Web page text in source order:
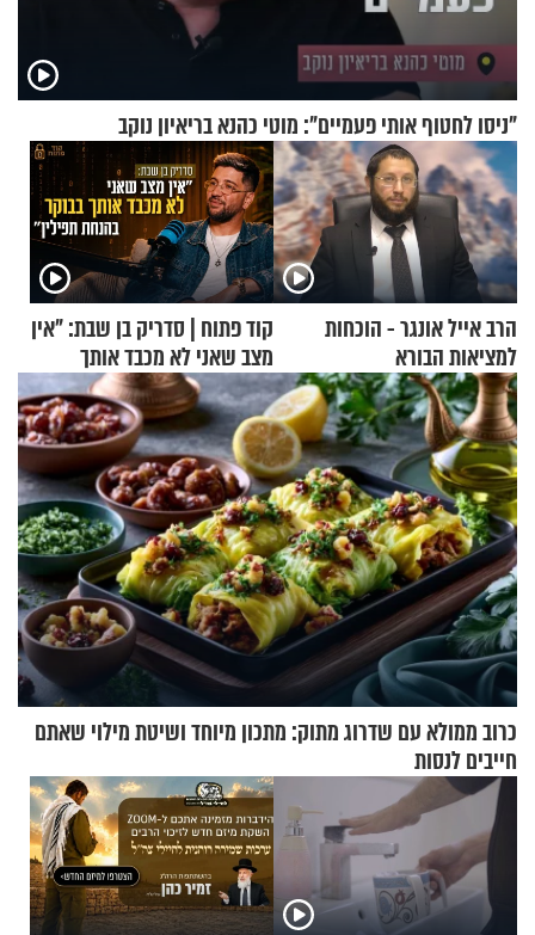
"ניסו לחטוף אותי פעמיים": מוטי כהנא בריאיון נוקב
הרב אייל אונגר - הוכחות
למציאות הבורא
קוד פתוח | סדריק בן שבת: "אין
מצב שאני לא מכבד אותך
בבוקר בהנחת תפילין"
כרוב ממולא עם שדרוג מתוק: מתכון מיוחד ושיטת מילוי שאתם
חייבים לנסות